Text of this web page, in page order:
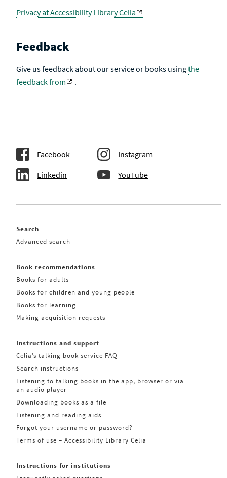
Privacy at Accessibility Library Celia
Feedback
Give us feedback about our service or books usingthe
feedback from
.
Facebook Instagram
Linkedin YouTube
Search
Advanced search
Book recommendations
Books for adults
Books for children and young people
Books for learning
Making acquisition requests
Instructions and support
Celia’s talking book service FAQ
Search instructions
Listening to talking books in the app, browser or via
an audio player
Downloading books as a file
Listening and reading aids
Forgot your username or password?
Terms of use – Accessibility Library Celia
Instructions for institutions